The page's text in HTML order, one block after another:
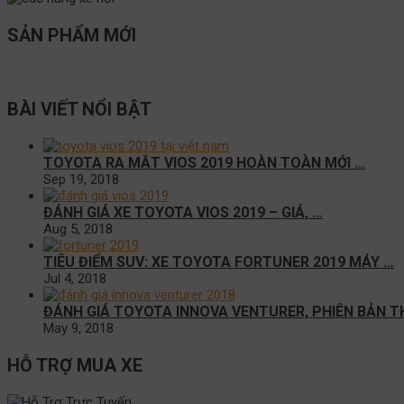
SẢN PHẨM MỚI
BÀI VIẾT NỔI BẬT
TOYOTA RA MẮT VIOS 2019 HOÀN TOÀN MỚI …
Sep 19, 2018
ĐÁNH GIÁ XE TOYOTA VIOS 2019 – GIÁ, …
Aug 5, 2018
TIÊU ĐIỂM SUV: XE TOYOTA FORTUNER 2019 MÁY …
Jul 4, 2018
ĐÁNH GIÁ TOYOTA INNOVA VENTURER, PHIÊN BẢN
May 9, 2018
HỖ TRỢ MUA XE